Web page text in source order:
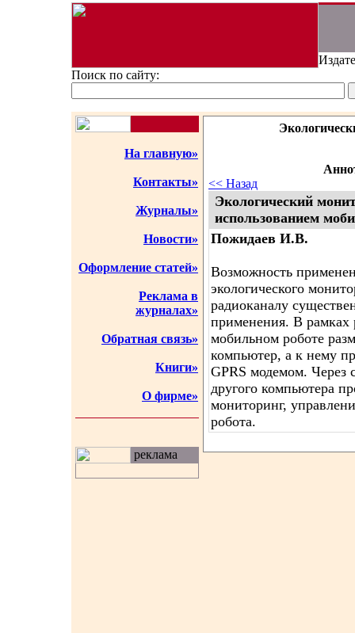
Поиск по сайту:
На главную»
Контакты»
Журналы»
Новости»
Оформление статей»
Реклама в
журналах»
Обратная связь»
Книги»
О фирме»
реклама
<< Назад
Экологический
использованием
Пожидаев И.В.
Возможность
экологического
радиоканалу
применения. В рамках
мобильном роботе
компьютер, а к нему
GPRS модемом. Через
другого компьютера
мониторинг,
робота.